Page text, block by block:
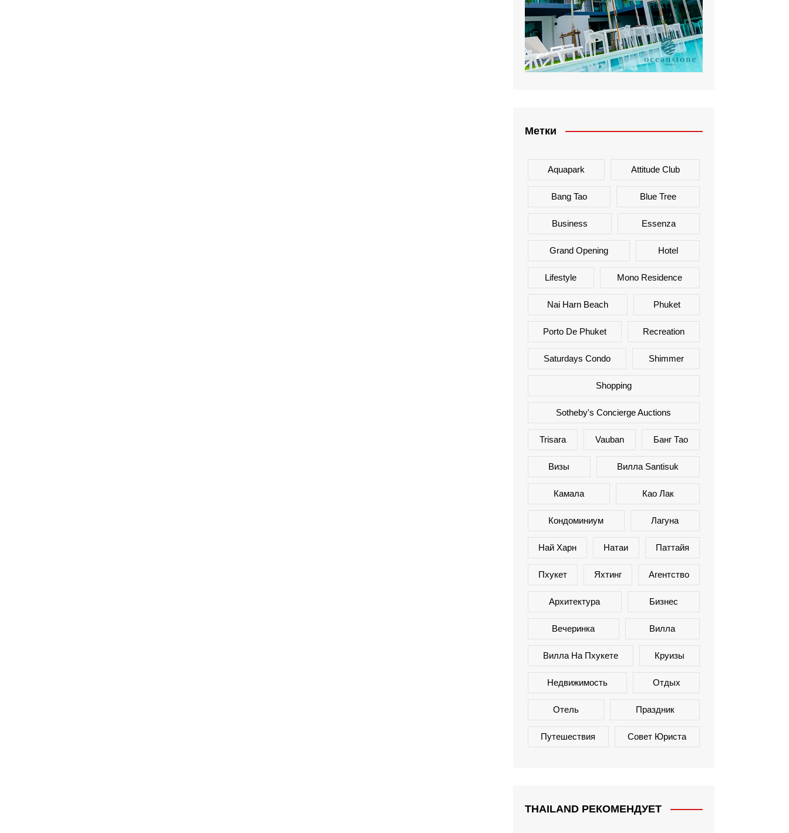
Метки
Aquapark Attitude Club
Bang Tao Blue Tree
Business Essenza
Grand Opening Hotel
Lifestyle Mono Residence
Nai Harn Beach Phuket
Porto De Phuket Recreation
Saturdays Condo Shimmer
Shopping
Sotheby's Concierge Auctions
Trisara Vauban Банг Тао
Визы Вилла Santisuk
Камала Као Лак
Кондоминиум Лагуна
Най Харн Натаи Паттайя
Пхукет Яхтинг Агентство
Архитектура Бизнес
Вечеринка Вилла
Вилла На Пхукете Круизы
Недвижимость Отдых
Отель Праздник
Путешествия Совет Юриста
THAILAND РЕКОМЕНДУЕТ